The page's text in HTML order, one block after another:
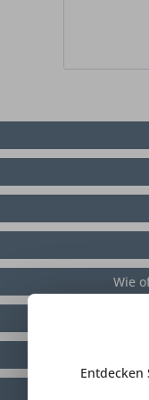
Wie
Wie
Entdecken